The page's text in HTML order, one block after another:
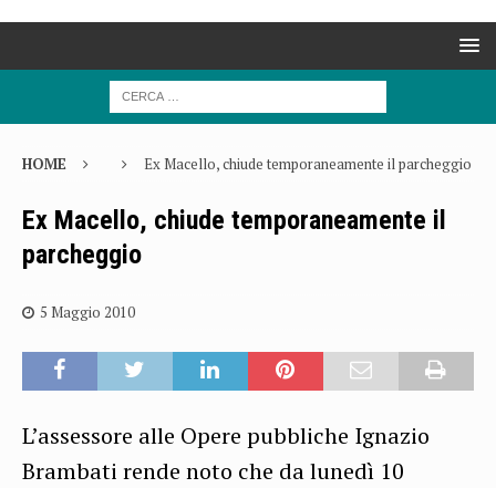
HOME Ex Macello, chiude temporaneamente il parcheggio
Ex Macello, chiude temporaneamente il
parcheggio
5 Maggio 2010
L’assessore alle Opere pubbliche Ignazio
Brambati rende noto che da lunedì 10